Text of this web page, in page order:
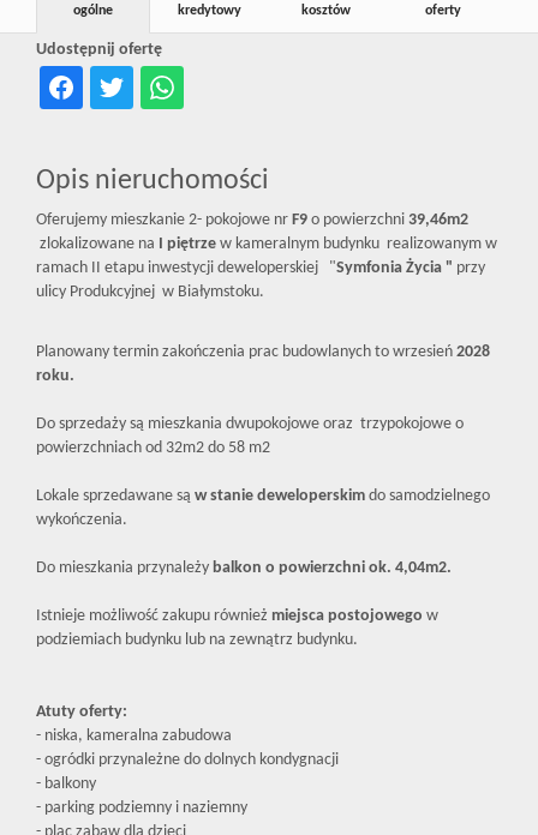
Udostępnij ofertę
ogólne
kredytowy
kosztów
oferty
Opis nieruchomości
Oferujemy mieszkanie 2- pokojowe nr F9 o powierzchni 39,46m2
zlokalizowane na I piętrze w kameralnym budynku realizowanym w
ramach II etapu inwestycji deweloperskiej "Symfonia Życia " przy
ulicy Produkcyjnej w Białymstoku.
Planowany termin zakończenia prac budowlanych to wrzesień 2028
roku.
Do sprzedaży są mieszkania dwupokojowe oraz trzypokojowe o
powierzchniach od 32m2 do 58 m2
Lokale sprzedawane są w stanie deweloperskim do samodzielnego
wykończenia.
Do mieszkania przynależy balkon o powierzchni ok. 4,04m2.
Istnieje możliwość zakupu również miejsca postojowego w
podziemiach budynku lub na zewnątrz budynku.
Atuty oferty:
- niska, kameralna zabudowa
- ogródki przynależne do dolnych kondygnacji
- balkony
- parking podziemny i naziemny